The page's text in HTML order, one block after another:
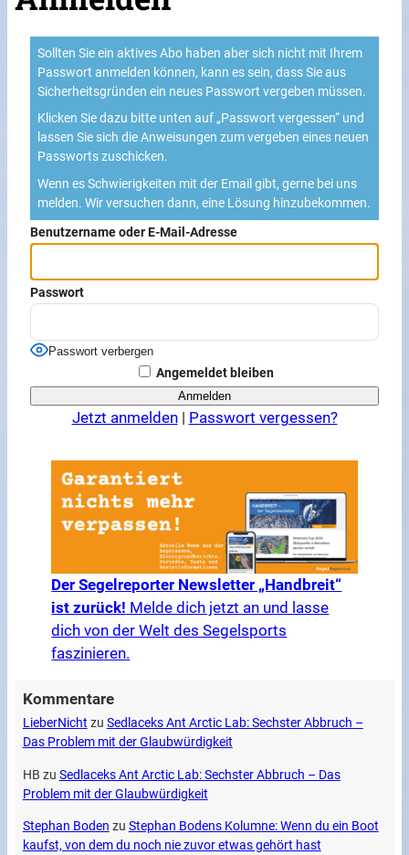
Sollten Sie ein aktives Abo haben aber sich nicht mit Ihrem
Passwort anmelden können, kann es sein, dass Sie aus
Sicherheitsgründen ein neues Passwort vergeben müssen.
Klicken Sie dazu bitte unten auf „Passwort vergessen“ und
lassen Sie sich die Anweisungen zum vergeben eines neuen
Passworts zuschicken.
Wenn es Schwierigkeiten mit der Email gibt, gerne bei uns
melden. Wir versuchen dann, eine Lösung hinzubekommen.
Benutzername oder E-Mail-Adresse
Passwort
Passwort verbergen
Angemeldet bleiben
Jetzt anmelden| Passwort vergessen?
Der Segelreporter Newsletter „Handbreit“
ist zurück! Melde dich jetzt an und lasse
dich von der Welt des Segelsports
faszinieren.
Kommentare
LieberNicht zu Sedlaceks Ant Arctic Lab: Sechster Abbruch –
Das Problem mit der Glaubwürdigkeit
HB zu Sedlaceks Ant Arctic Lab: Sechster Abbruch – Das
Problem mit der Glaubwürdigkeit
Stephan Boden zu Stephan Bodens Kolumne: Wenn du ein Boot
kaufst, von dem du noch nie zuvor etwas gehört hast